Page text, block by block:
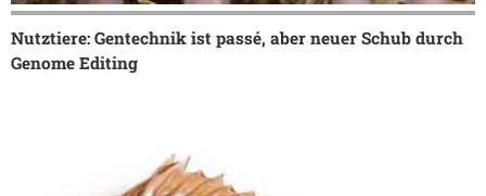
Nutztiere: Gentechnik ist passé, aber neuer Schub durch
Genome Editing